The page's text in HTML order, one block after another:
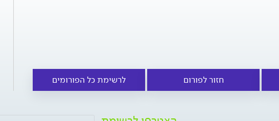
חזור לפורום לרשימת כל הפורומים